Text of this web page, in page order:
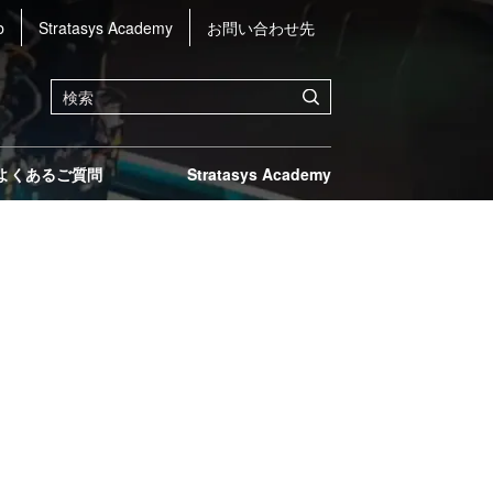
Stratasys Academy お問い合わせ先
くあるご質問 Stratasys Academy